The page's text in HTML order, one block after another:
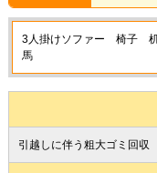
3人掛けソファー 椅子
馬
引越しに伴う粗大ゴミ回収